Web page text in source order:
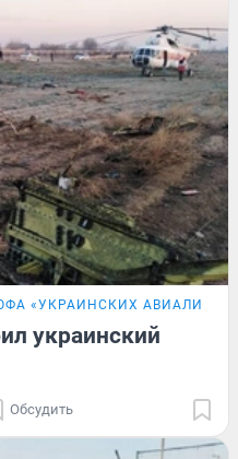
«УКРАИНСКИХ
украинский
Обсудить